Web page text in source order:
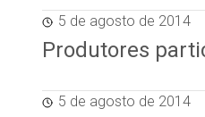
5 de agosto de 2014
Produtores
5 de agosto de 2014